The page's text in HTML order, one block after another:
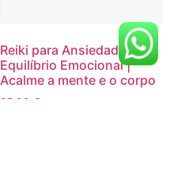
Reiki para Ansiedade e
Equilíbrio Emocional |
Acalme a mente e o corpo
25,00 €